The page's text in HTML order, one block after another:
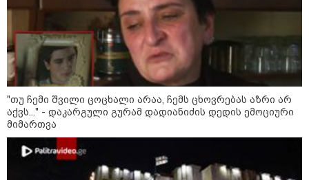
"თუ ჩემი შვილი ცოცხალი არაა, ჩემს ცხოვრებას აზრი არ
აქვს..." - დაკარგული გურამ დადიანიძის დედის ემოციური
მიმართვა